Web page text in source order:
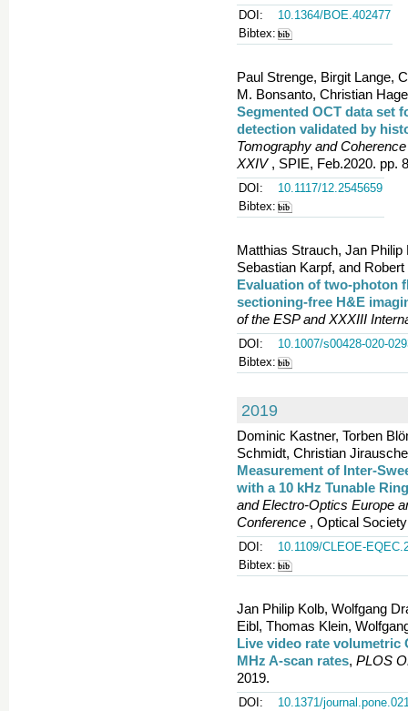
DOI:
10.1364/BOE.402477
Bibtex:
Paul Strenge, Birgit Lange,
M. Bonsanto, Christian
Segmented OCT data set
detection validated by
Tomography and
XXIV, SPIE, Feb.2020. pp.
DOI:
10.1117/12.2545659
Bibtex:
Matthias Strauch, Jan
Sebastian Karpf, and Robert
Evaluation of two-photon
sectioning-free H&E
of the ESP and XXXIII
DOI:
10.1007/s00428-020-
Bibtex:
2019
Dominic Kastner, Torben
Schmidt, Christian
Measurement of Inter-
with a 10 kHz Tunable
and Electro-Optics Europe
Conference , Optical
DOI:
10.1109/CLEOE-
Bibtex:
Jan Philip Kolb, Wolfgang
Eibl, Thomas Klein,
Live video rate volumetric
MHz A-scan rates, PLOS
2019.
DOI:
10.1371/